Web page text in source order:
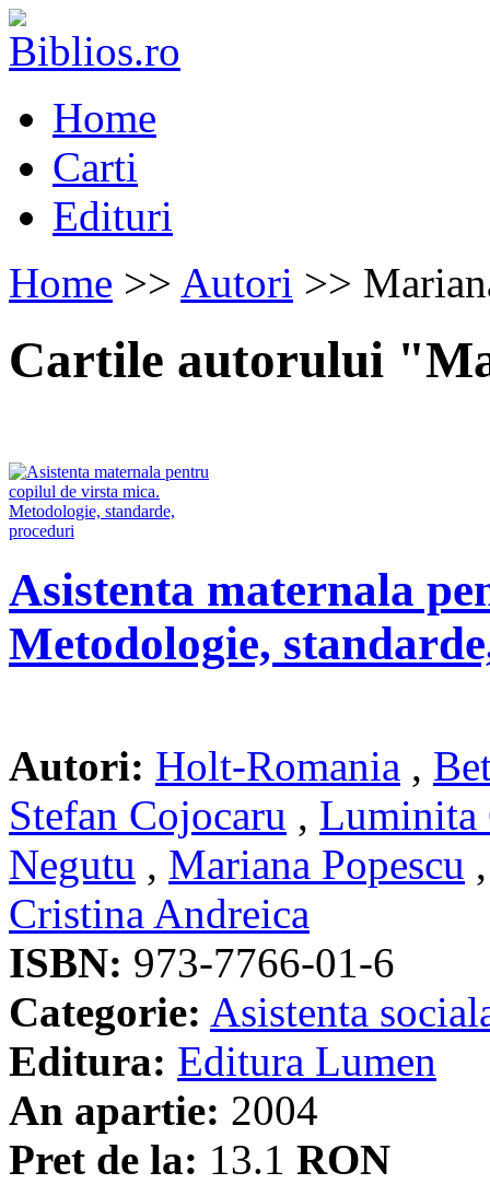
Home
Carti
Edituri
Home >> Autori >>
Cartile autorului
Asistenta maternala
Metodologie,
Autori: Holt-Romania ,
Stefan Cojocaru , Luminita
Negutu , Mariana Popescu
Cristina Andreica
ISBN: 973-7766-01-6
Categorie: Asistenta
Editura: Editura Lumen
An apartie: 2004
Pret de la: 13.1 RON